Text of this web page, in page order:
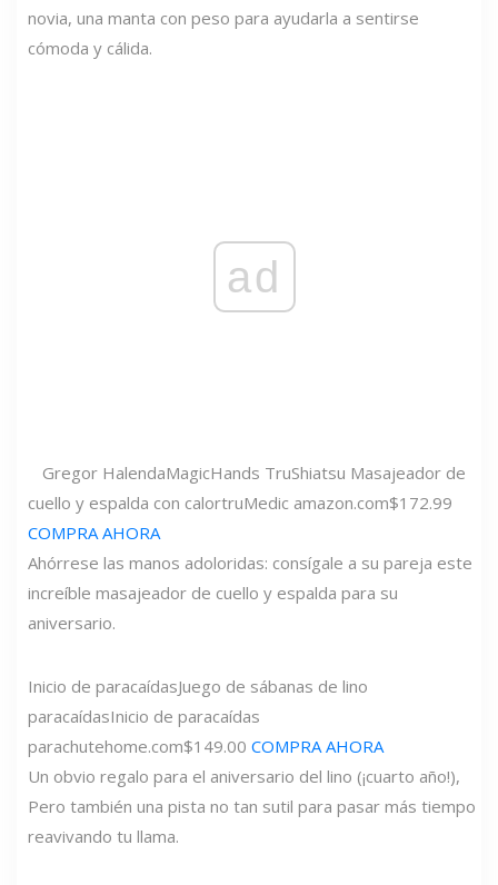
novia, una manta con peso para ayudarla a sentirse
cómoda y cálida.
ad
Gregor HalendaMagicHands TruShiatsu Masajeador de
cuello y espalda con calortruMedic amazon.com$172.99
COMPRA AHORA
Ahórrese las manos adoloridas: consígale a su pareja este
increíble masajeador de cuello y espalda para su
aniversario.
Inicio de paracaídasJuego de sábanas de lino
paracaídasInicio de paracaídas
parachutehome.com$149.00 COMPRA AHORA
Un obvio regalo para el aniversario del lino (¡cuarto año!),
Pero también una pista no tan sutil para pasar más tiempo
reavivando tu llama.